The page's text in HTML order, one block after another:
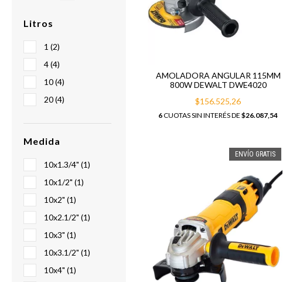
Litros
1 (2)
4 (4)
10 (4)
20 (4)
Medida
10x1.3/4" (1)
10x1/2" (1)
10x2" (1)
10x2.1/2" (1)
10x3" (1)
10x3.1/2" (1)
10x4" (1)
AMOLADORA ANGULAR 115MM
800W DEWALT DWE4020
$156.525,26
6CUOTAS SIN INTERÉS DE$26.087,54
ENVÍO GRATIS